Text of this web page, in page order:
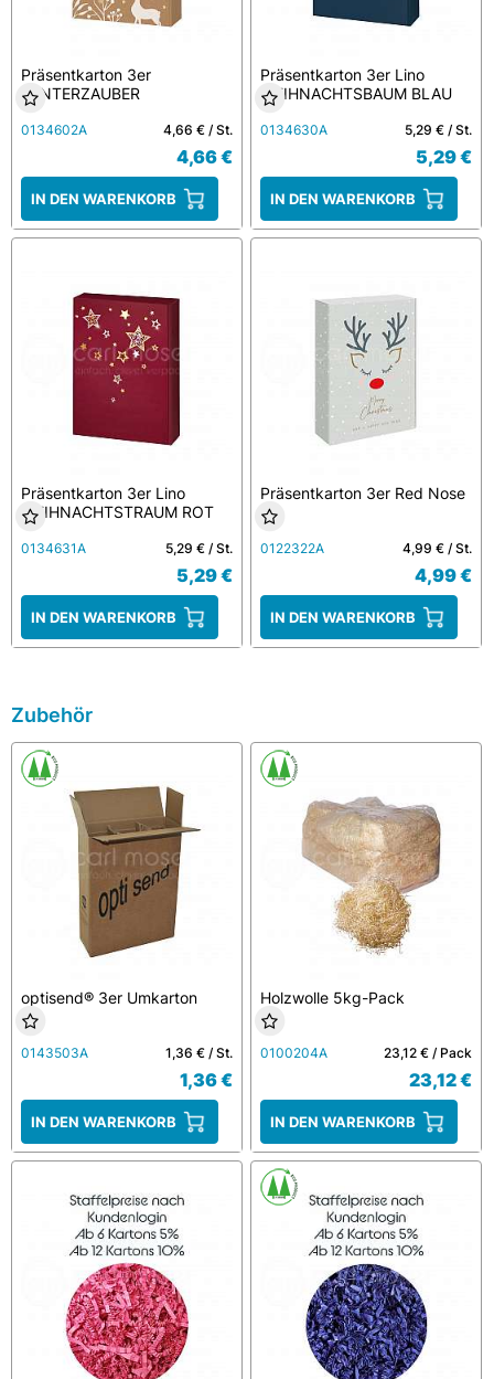
Präsentkarton 3er
WINTERZAUBER
0134602A 4,66 € / St.
4,66 €
IN DEN WARENKORB
Präsentkarton 3er Lino
WEIHNACHTSBAUM BLAU
0134630A 5,29 € / St.
5,29 €
IN DEN WARENKORB
Präsentkarton 3er Lino
WEIHNACHTSTRAUM ROT
0134631A 5,29 € / St.
5,29 €
IN DEN WARENKORB
Präsentkarton 3er Red Nose
0122322A 4,99 € / St.
4,99 €
IN DEN WARENKORB
Zubehör
optisend® 3er Umkarton
0143503A 1,36 € / St.
1,36 €
IN DEN WARENKORB
Holzwolle 5kg-Pack
0100204A 23,12 € / Pack
23,12 €
IN DEN WARENKORB